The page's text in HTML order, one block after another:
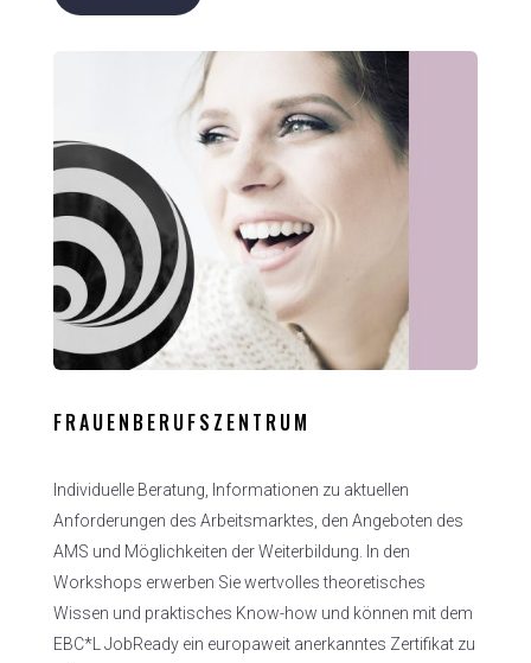
FRAUENBERUFSZENTRUM
IndividuelleBeratung, Informationen zu aktuellen
Anforderungen des Arbeitsmarktes, den Angeboten des
AMS und Möglichkeiten der Weiterbildung. In den
Workshops erwerben Sie wertvolles theoretisches
Wissen und praktisches Know-how und können mit dem
EBC*L JobReady ein europaweit anerkanntes Zertifikat zu